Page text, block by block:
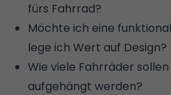
fürs Fahrrad?
Möchte ich eine
lege ich Wert auf Design?
Wie viele Fahrräder
aufgehängt werden?